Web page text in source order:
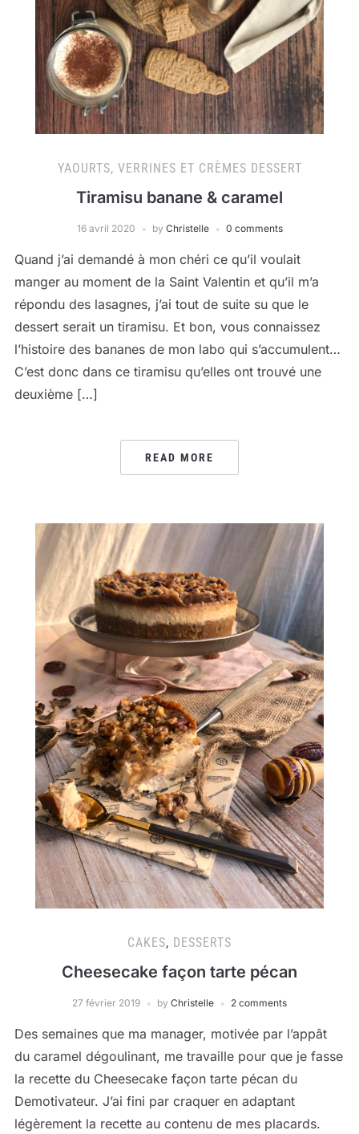
YAOURTS, VERRINES ET CRÈMES DESSERT
Tiramisu banane & caramel
16 avril 2020 by Christelle 0 comments
Quand j’ai demandé à mon chéri ce qu’il voulait
manger au moment de la Saint Valentin et qu’il m’a
répondu des lasagnes, j’ai tout de suite su que le
dessert serait un tiramisu. Et bon, vous connaissez
l’histoire des bananes de mon labo qui s’accumulent…
C’est donc dans ce tiramisu qu’elles ont trouvé une
deuxième […]
READ MORE
CAKES, DESSERTS
Cheesecake façon tarte pécan
27 février 2019 by Christelle 2 comments
Des semaines que ma manager, motivée par l’appât
du caramel dégoulinant, me travaille pour que je fasse
la recette du Cheesecake façon tarte pécan du
Demotivateur. J’ai fini par craquer en adaptant
légèrement la recette au contenu de mes placards.